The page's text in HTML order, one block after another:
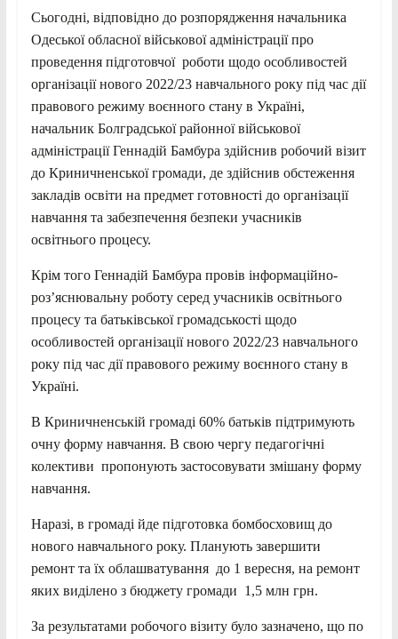
Сьогодні, відповідно до розпорядження начальника
Одеської обласної військової адміністрації про
проведення підготовчої роботи щодо особливостей
організації нового 2022/23 навчального року під час дії
правового режиму воєнного стану в Україні,
начальник Болградської районної військової
адміністрації Геннадій Бамбура здійснив робочий візит
до Криничненської громади, де здійснив обстеження
закладів освіти на предмет готовності до організації
навчання та забезпечення безпеки учасників
освітнього процесу.
Крім того Геннадій Бамбура провів інформаційно-
роз’яснювальну роботу серед учасників освітнього
процесу та батьківської громадськості щодо
особливостей організації нового 2022/23 навчального
року під час дії правового режиму воєнного стану в
Україні.
В Криничненській громаді 60% батьків підтримують
очну форму навчання. В свою чергу педагогічні
колективи пропонують застосовувати змішану форму
навчання.
Наразі, в громаді йде підготовка бомбосховищ до
нового навчального року. Планують завершити
ремонт та їх облашватування до 1 вересня, на ремонт
яких виділено з бюджету громади 1,5 млн грн.
За результатами робочого візиту було зазначено, що по